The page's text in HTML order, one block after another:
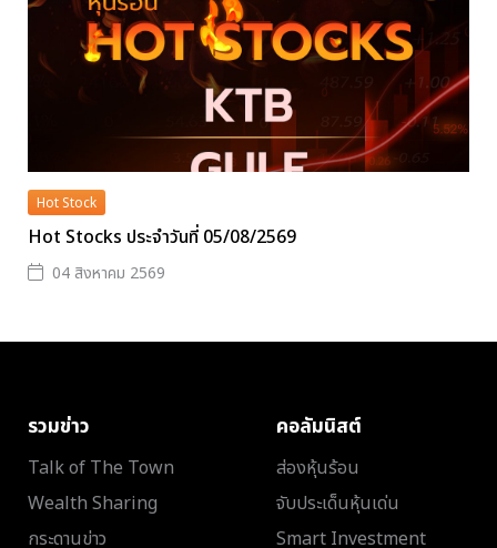
Hot Stock
Hot Stocks ประจำวันที่ 05/08/2569
04 สิงหาคม 2569
รวมข่าว
Talk of The Town
Wealth Sharing
กระดานข่าว
คอลัมนิสต์
ส่องหุ้นร้อน
จับประเด็นหุ้นเด่น
Smart Investment